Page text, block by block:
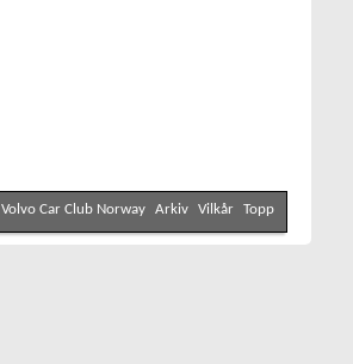
Volvo Car Club Norway Arkiv Vilkår Topp